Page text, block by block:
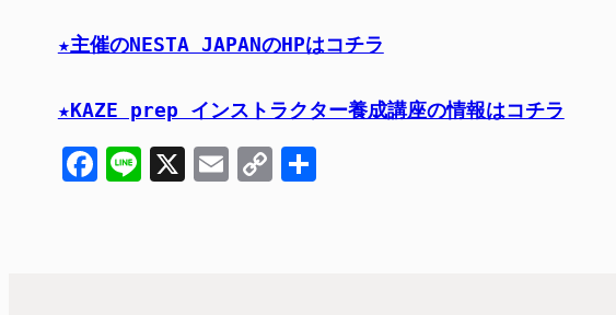
★主催のNESTA JAPANのHPはコチラ
★KAZE prep インストラクター養成講座の情報はコチラ
Facebook
Line
X Email
Copy
共